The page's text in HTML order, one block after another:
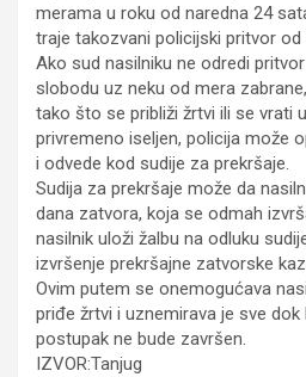
merama u roku od naredna 24
traje takozvani policijski pritvor od
Ako sud nasilniku ne odredi
slobodu uz neku od mera
tako što se približi žrtvi ili se vrati
privremeno iseljen, policija može
i odvede kod sudije za prekršaje.
Sudija za prekršaje može da
dana zatvora, koja se odmah
nasilnik uloži žalbu na odluku
izvršenje prekršajne zatvorske
Ovim putem se onemogućava
priđe žrtvi i uznemirava je sve dok
postupak ne bude završen.
IZVOR:Tanjug